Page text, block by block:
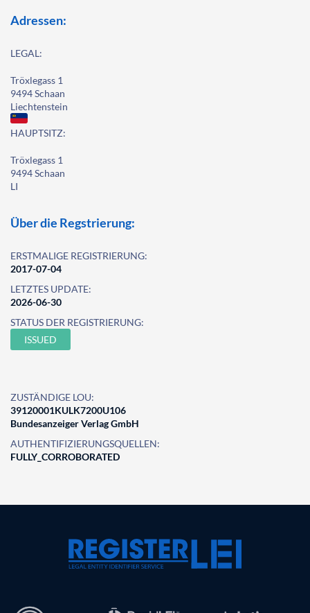
Adressen:
LEGAL:
Tröxlegass 1
9494 Schaan
Liechtenstein
HAUPTSITZ:
Tröxlegass 1
9494 Schaan
LI
Über die Regstrierung:
ERSTMALIGE REGISTRIERUNG:
2017-07-04
LETZTES UPDATE:
2026-06-30
STATUS DER REGISTRIERUNG:
ISSUED
ZUSTÄNDIGE LOU:
39120001KULK7200U106
Bundesanzeiger Verlag GmbH
AUTHENTIFIZIERUNGSQUELLEN:
FULLY_CORROBORATED